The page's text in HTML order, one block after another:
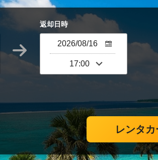
返却日時
レンタ